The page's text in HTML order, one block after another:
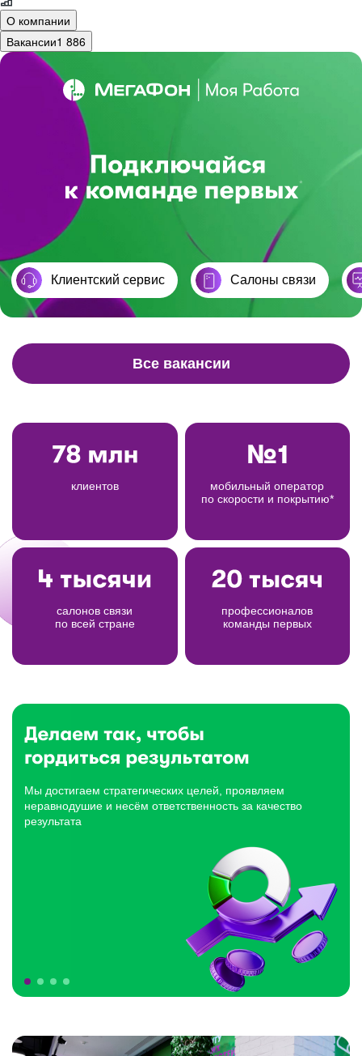
О компании
Вакансии1 886
Клиентский сервис Cалоны связи
Все вакансии
клиентов
мобильный оператор
по скорости и покрытию*
салонов связи
по всей стране
профессионалов
команды первых
Мы достигаем стратегических целей, проявляем
неравнодушие и несём ответственность за качество
результата